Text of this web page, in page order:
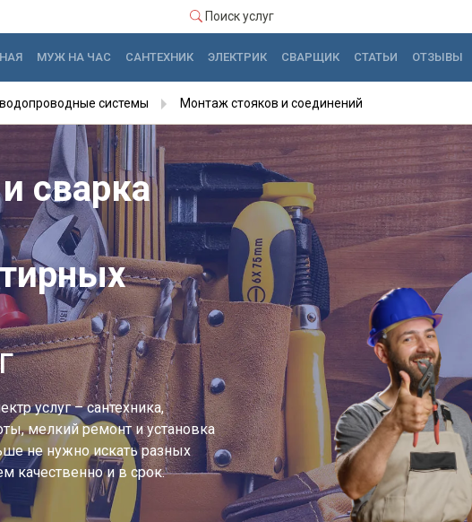
Поиск услуг
МУЖ НА ЧАС САНТЕХНИК ЭЛЕКТРИК СВАРЩИК СТАТЬИ ОТЗЫВЫ
системы Монтаж стояков и соединений
сварка
услуг – сантехника,
мелкий ремонт и установка
не нужно искать разных
качественно и в срок.